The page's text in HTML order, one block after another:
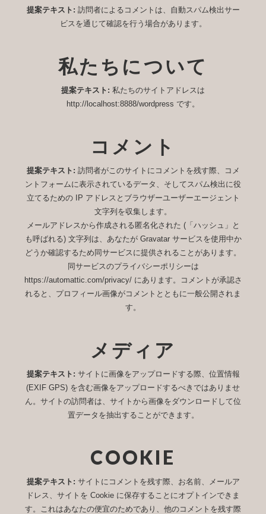
提案テキスト: 訪問者によるコメントは、自動スパム検出サー
ビスを通じて確認を行う場合があります。
私たちについて
提案テキスト: 私たちのサイトアドレスは
http://localhost:8888/wordpress です。
コメント
提案テキスト: 訪問者がこのサイトにコメントを残す際、コメ
ントフォームに表示されているデータ、そしてスパム検出に役
立てるための IP アドレスとブラウザーユーザーエージェント
文字列を収集します。
メールアドレスから作成される匿名化された (「ハッシュ」と
も呼ばれる) 文字列は、あなたが Gravatar サービスを使用中か
どうか確認するため同サービスに提供されることがあります。
同サービスのプライバシーポリシーは
https://automattic.com/privacy/ にあります。コメントが承認さ
れると、プロフィール画像がコメントとともに一般公開されま
す。
メディア
提案テキスト: サイトに画像をアップロードする際、位置情報
(EXIF GPS) を含む画像をアップロードするべきではありませ
ん。サイトの訪問者は、サイトから画像をダウンロードして位
置データを抽出することができます。
COOKIE
提案テキスト: サイトにコメントを残す際、お名前、メールア
ドレス、サイトを Cookie に保存することにオプトインできま
す。これはあなたの便宜のためであり、他のコメントを残す際